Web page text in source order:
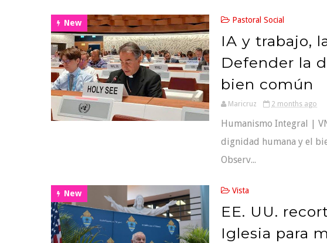
New Pastoral Social
IA y trabajo,
Defender la
bien común
Maricruz 2 months ago
Humanismo Integral |
dignidad humana y el
Observ...
New Vista
EE. UU.
Iglesia para